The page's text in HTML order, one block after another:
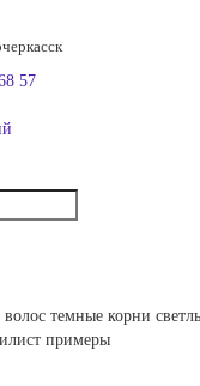
57
темные корни
примеры